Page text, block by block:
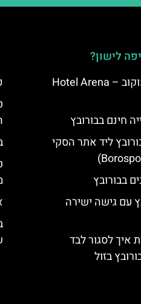
לישון?
מלון ארנה סמוקוב – Hotel Arena
חינם בבורובץ
ליד אתר הסקי
עם גישה ישירה
איך לסגור לבד
בזול